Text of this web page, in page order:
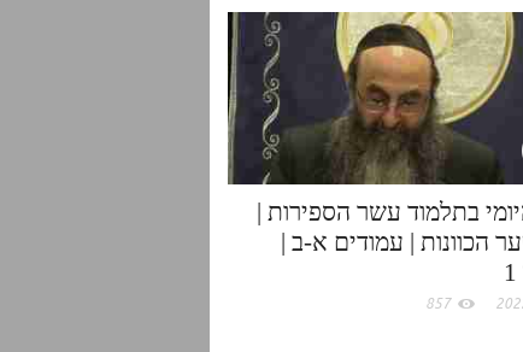
בתלמוד עשר הספירות |
הכוונות | עמודים א-ב |
857